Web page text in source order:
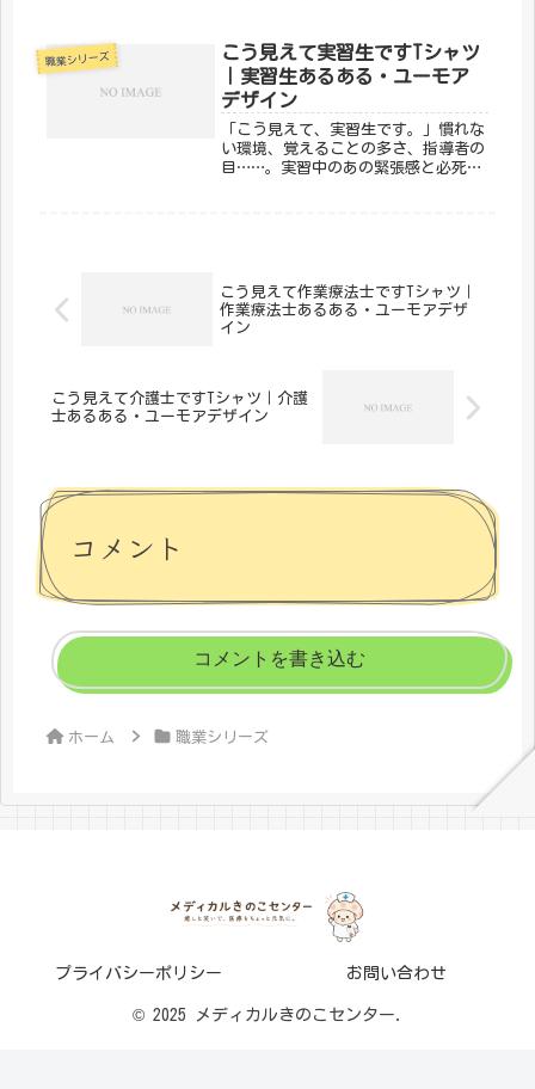
な助産師の誇りをユーモラスに表現し
たのが、メディカルきのこセンターの
「...
職業シリーズ
こう見えて実習生ですTシャツ
｜実習生あるある・ユーモア
デザイン
「こう見えて、実習生です。」慣れな
い環境、覚えることの多さ、指導者の
目……。実習中のあの緊張感と必死さ
こう見えて作業療法士ですTシャツ｜
作業療法士あるある・ユーモアデザ
イン
こう見えて介護士ですTシャツ｜介護
士あるある・ユーモアデザイン
コメント
コメントを書き込む
ホーム 職業シリーズ
プライバシーポリシー お問い合わせ
© 2025 メディカルきのこセンター.